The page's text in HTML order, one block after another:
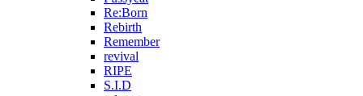
Re:Born
Rebirth
Remember
revival
RIPE
S.I.D